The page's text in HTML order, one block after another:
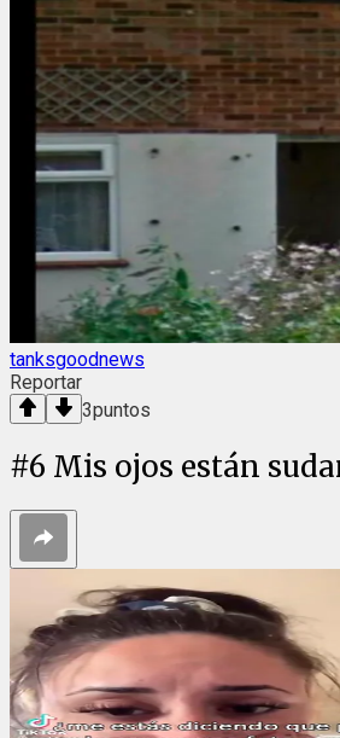
tanksgoodnews
Reportar
3puntos
#6 Mis ojos están